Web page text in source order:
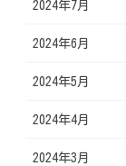
2024年7月
2024年6月
2024年5月
2024年4月
2024年3月